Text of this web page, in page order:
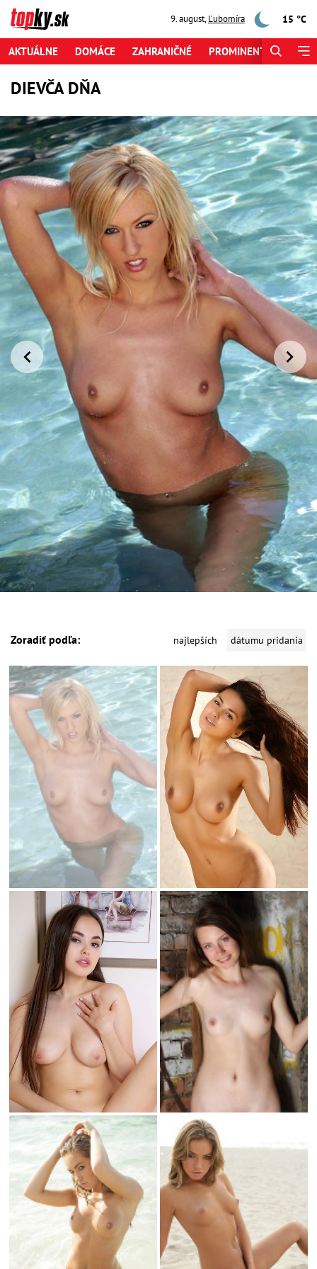
9. august,Ľubomíra 15 °C
AKTUÁLNE DOMÁCE ZAHRANIČNÉ PROMINENTI ŠPORT
DIEVČA DŇA
Zoradiť podľa: najlepších dátumu pridania